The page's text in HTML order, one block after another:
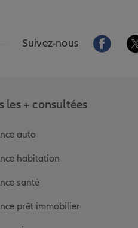
Suivez-nous Aller sur
les + consultées
auto
habitation
santé
prêt immobilier